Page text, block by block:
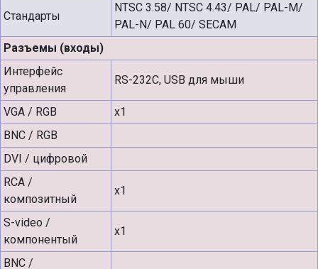
Стандарты
NTSC 3.58/ NTSC 4.43/ PAL/ PAL-M/
PAL-N/ PAL 60/ SECAM
Разъемы (входы)
Интерфейс
управления
RS-232C, USB для мыши
VGA / RGB
х1
BNC / RGB
DVI / цифровой
RCA /
композитный
х1
S-video /
компонентый
х1
BNC /